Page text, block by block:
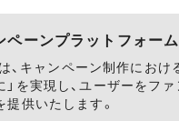
ーンプラットフォーム
、キャンペーン制作におけ
」を実現し、ユーザーをフ
供いたします。